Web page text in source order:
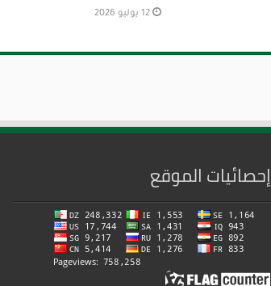
12 يوليو 2026
إحصائيات الموقع